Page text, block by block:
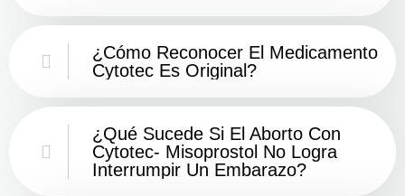
¿Cómo Reconocer El Medicamento
Cytotec Es Original?
¿Qué Sucede Si El Aborto Con
Cytotec- Misoprostol No Logra
Interrumpir Un Embarazo?